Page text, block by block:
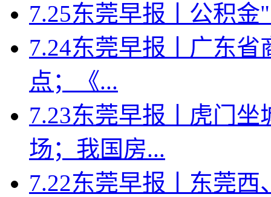
7.25东莞早报丨公积
7.24东莞早报丨广东
点；《...
7.23东莞早报丨虎门
场；我国房...
7.22东莞早报丨东莞